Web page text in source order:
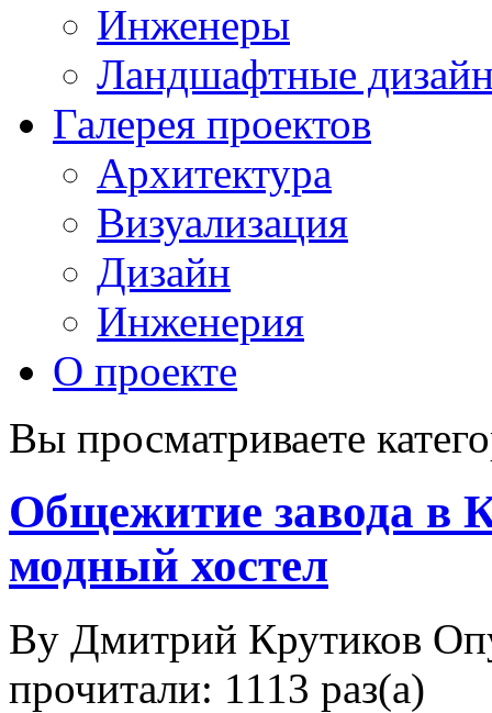
Инженеры
Ландшафтные
Галерея проектов
Архитектура
Визуализация
Дизайн
Инженерия
О проекте
Вы просматриваете
Общежитие завода в
модный хостел
By Дмитрий Крутиков
прочитали: 1113 раз(а)